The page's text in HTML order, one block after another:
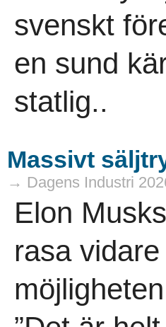
svenskt
en sund
statlig..
Massivt
→ Dagens Industri
Elon
rasa